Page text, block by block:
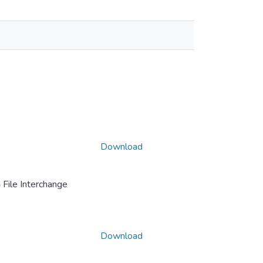
Interchange
Download
Download